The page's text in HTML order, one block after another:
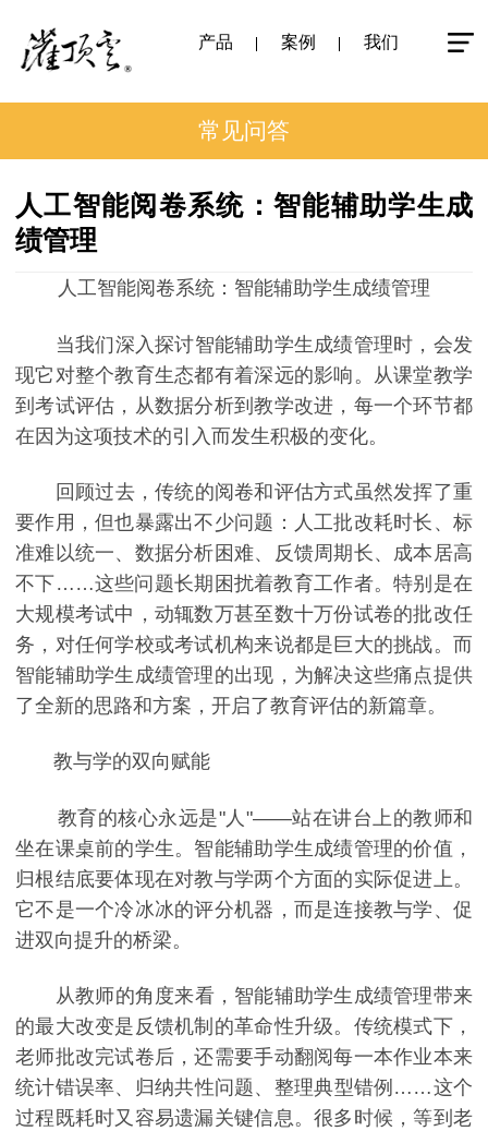
产品 案例 我们
常见问答
人工智能阅卷系统：智能辅助学生成
绩管理
人工智能阅卷系统：智能辅助学生成绩管理
当我们深入探讨智能辅助学生成绩管理时，会发
现它对整个教育生态都有着深远的影响。从课堂教学
到考试评估，从数据分析到教学改进，每一个环节都
在因为这项技术的引入而发生积极的变化。
回顾过去，传统的阅卷和评估方式虽然发挥了重
要作用，但也暴露出不少问题：人工批改耗时长、标
准难以统一、数据分析困难、反馈周期长、成本居高
不下……这些问题长期困扰着教育工作者。特别是在
大规模考试中，动辄数万甚至数十万份试卷的批改任
务，对任何学校或考试机构来说都是巨大的挑战。而
智能辅助学生成绩管理的出现，为解决这些痛点提供
了全新的思路和方案，开启了教育评估的新篇章。
教与学的双向赋能
教育的核心永远是"人"——站在讲台上的教师和
坐在课桌前的学生。智能辅助学生成绩管理的价值，
归根结底要体现在对教与学两个方面的实际促进上。
它不是一个冷冰冰的评分机器，而是连接教与学、促
进双向提升的桥梁。
从教师的角度来看，智能辅助学生成绩管理带来
的最大改变是反馈机制的革命性升级。传统模式下，
老师批改完试卷后，还需要手动翻阅每一本作业本来
统计错误率、归纳共性问题、整理典型错例……这个
过程既耗时又容易遗漏关键信息。很多时候，等到老